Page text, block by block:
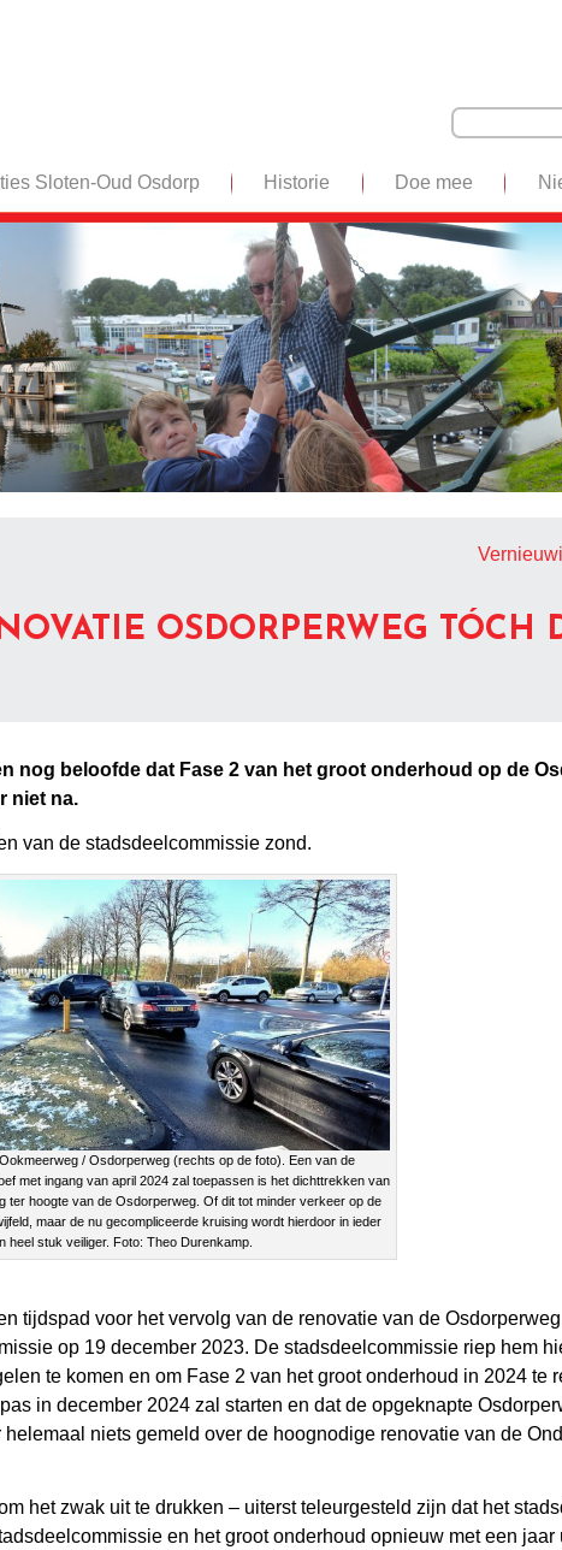
Sloten-Oud Osdorp Historie Doe mee
OSDORPERWEG TÓCH
nog beloofde dat Fase 2 van het groot onderhoud op de
niet na.
van de stadsdeelcommissie zond.
/ Osdorperweg (rechts op de foto). Een van de
met ingang van april 2024 zal toepassen is het dichttrekken van
ter hoogte van de Osdorperweg. Of dit tot minder verkeer op de
maar de nu gecompliceerde kruising wordt hierdoor in ieder
heel stuk veiliger. Foto: Theo Durenkamp.
tijdspad voor het vervolg van de renovatie van de
op 19 december 2023. De stadsdeelcommissie riep hem
te komen en om Fase 2 van het groot onderhoud in 2024 te
in december 2024 zal starten en dat de opgeknapte
niets gemeld over de hoognodige renovatie van de
het zwak uit te drukken – uiterst teleurgesteld zijn dat het
en het groot onderhoud opnieuw met een jaar